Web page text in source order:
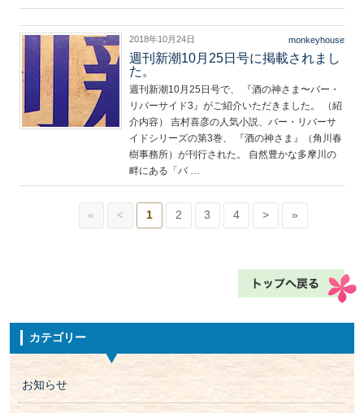
2018年10月24日 monkeyhouse
週刊新潮10月25日号に掲載されまし
た。
週刊新潮10月25日号で、 『酒の神さま〜バー・
リバーサイド3』がご紹介いただきました。 （紹
介内容） 吉村喜彦の人気小説、バー・リバーサ
イドシリーズの第3巻、 『酒の神さま』（角川春
樹事務所）が刊行された。 自然豊かな多摩川の
畔にある「バ …
« < 1 2 3 4 > »
カテゴリー
お知らせ